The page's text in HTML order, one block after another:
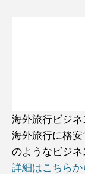
海外旅行ビジ
海外旅行に格
のようなビジ
詳細はこちらか